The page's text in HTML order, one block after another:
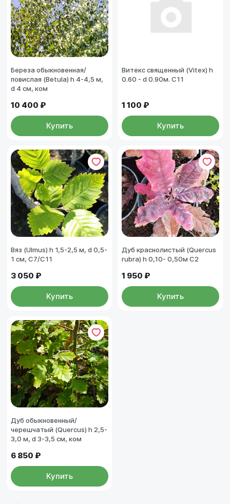
Береза обыкновенная/
повислая (Betula) h 4-4,5 м,
d 4 см, ком
10 400 ₽
Купить
Витекс священный (Vitex) h
0.60 - d 0.90м. С11
1 100 ₽
Купить
Вяз (Ulmus) h 1,5-2,5 м, d 0,5-
1 см, С7/С11
3 050 ₽
Купить
Дуб краснолистый (Quercus
rubra) h 0,10- 0,50м С2
1 950 ₽
Купить
Дуб обыкновенный/
черешчатый (Quercus) h 2,5-
3,0 м, d 3-3,5 см, ком
6 850 ₽
Купить